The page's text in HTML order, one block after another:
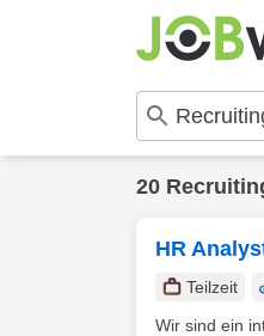
20
HR
Teilzeit
Wir sind ein